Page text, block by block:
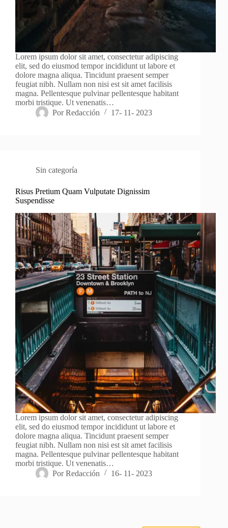
Lorem ipsum dolor sit amet, consectetur adipiscing
elit, sed do eiusmod tempor incididunt ut labore et
dolore magna aliqua. Tincidunt praesent semper
feugiat nibh. Nullam non nisi est sit amet facilisis
magna. Pellentesque pulvinar pellentesque habitant
morbi tristique. Ut venenatis…
Por Redacción 17- 11- 2023
Sin categoría
Risus Pretium Quam Vulputate Dignissim
Suspendisse
Lorem ipsum dolor sit amet, consectetur adipiscing
elit, sed do eiusmod tempor incididunt ut labore et
dolore magna aliqua. Tincidunt praesent semper
feugiat nibh. Nullam non nisi est sit amet facilisis
magna. Pellentesque pulvinar pellentesque habitant
morbi tristique. Ut venenatis…
Por Redacción 16- 11- 2023